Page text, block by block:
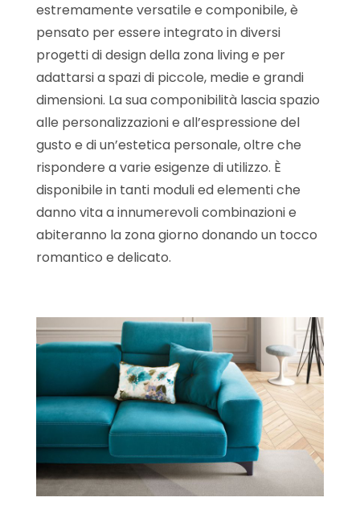
estremamente versatile e componibile, è
pensato per essere integrato in diversi
progetti di design della zona living e per
adattarsi a spazi di piccole, medie e grandi
dimensioni. La sua componibilità lascia spazio
alle personalizzazioni e all’espressione del
gusto e di un’estetica personale, oltre che
rispondere a varie esigenze di utilizzo. È
disponibile in tanti moduli ed elementi che
danno vita a innumerevoli combinazioni e
abiteranno la zona giorno donando un tocco
romantico e delicato.